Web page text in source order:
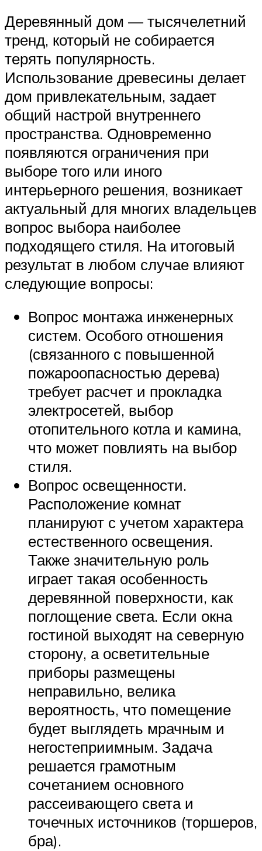
Деревянный дом — тысячелетний
тренд, который не собирается
терять популярность.
Использование древесины делает
дом привлекательным, задает
общий настрой внутреннего
пространства. Одновременно
появляются ограничения при
выборе того или иного
интерьерного решения, возникает
актуальный для многих владельцев
вопрос выбора наиболее
подходящего стиля. На итоговый
результат в любом случае влияют
следующие вопросы:
Вопрос монтажа инженерных
систем. Особого отношения
(связанного с повышенной
пожароопасностью дерева)
требует расчет и прокладка
электросетей, выбор
отопительного котла и камина,
что может повлиять на выбор
стиля.
Вопрос освещенности.
Расположение комнат
планируют с учетом характера
естественного освещения.
Также значительную роль
играет такая особенность
деревянной поверхности, как
поглощение света. Если окна
гостиной выходят на северную
сторону, а осветительные
приборы размещены
неправильно, велика
вероятность, что помещение
будет выглядеть мрачным и
негостеприимным. Задача
решается грамотным
сочетанием основного
рассеивающего света и
точечных источников (торшеров,
бра).